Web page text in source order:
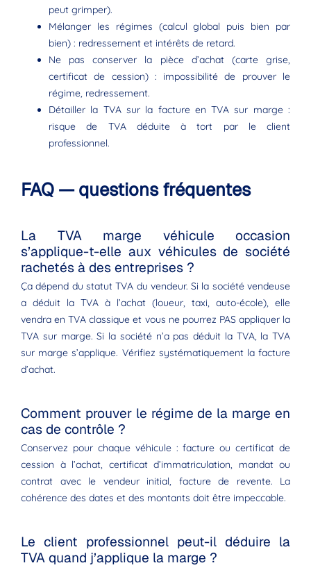
peut grimper).
Mélanger les régimes (calcul global puis bien par
bien) : redressement et intérêts de retard.
Ne pas conserver la pièce d’achat (carte grise,
certificat de cession) : impossibilité de prouver le
régime, redressement.
Détailler la TVA sur la facture en TVA sur marge :
risque de TVA déduite à tort par le client
professionnel.
FAQ — questions fréquentes
La TVA marge véhicule occasion
s’applique-t-elle aux véhicules de société
rachetés à des entreprises ?
Ça dépend du statut TVA du vendeur. Si la société vendeuse
a déduit la TVA à l’achat (loueur, taxi, auto-école), elle
vendra en TVA classique et vous ne pourrez PAS appliquer la
TVA sur marge. Si la société n’a pas déduit la TVA, la TVA
sur marge s’applique. Vérifiez systématiquement la facture
d’achat.
Comment prouver le régime de la marge en
cas de contrôle ?
Conservez pour chaque véhicule : facture ou certificat de
cession à l’achat, certificat d’immatriculation, mandat ou
contrat avec le vendeur initial, facture de revente. La
cohérence des dates et des montants doit être impeccable.
Le client professionnel peut-il déduire la
TVA quand j’applique la marge ?